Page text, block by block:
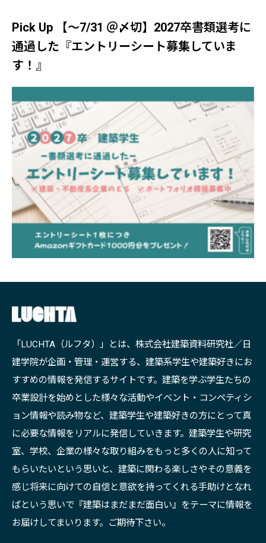
Pick Up 【～7/31 ＠〆切】2027卒書類選考に
通過した『エントリーシート募集していま
す！』
「LUCHTA（ルフタ）」とは、株式会社建築資料研究社／日
建学院が企画・管理・運営する、建築系学生や建築好きにお
すすめの情報を発信するサイトです。建築を学ぶ学生たちの
卒業設計を始めとした様々な活動やイベント・コンペティシ
ョン情報や読み物など、建築学生や建築好きの方にとって真
に必要な情報をリアルに発信していきます。建築学生や研究
室、学校、企業の様々な取り組みをもっと多くの人に知って
もらいたいという思いと、建築に関わる楽しさやその意義を
感じ将来に向けての自信と意欲を持ってくれる手助けとなれ
ばという思いで『建築はまだまだ面白い』をテーマに情報を
お届けしてまいります。ご期待下さい。